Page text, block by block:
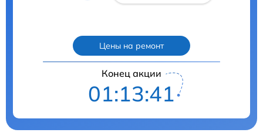
Цены на ремонт
Конец акции
01:13:40